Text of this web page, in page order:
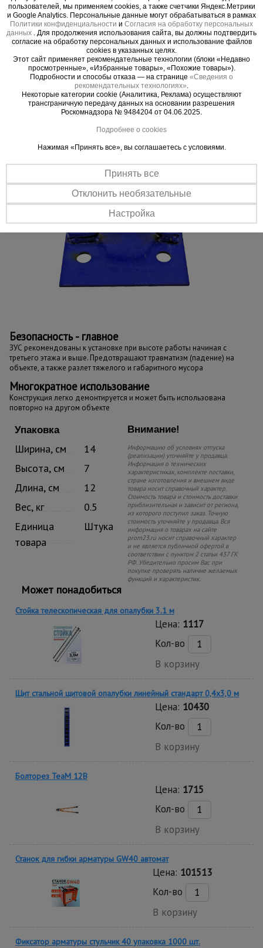
эффективная работа
Прочная сталь
Опора изготавливается ил листовой стали толщиной 5 мм с
применением широких сварных швов для скрепления с серьгой
диаметром 10 мм.
Все по стандарту
Соответствует строительным нормам: СНиП 1203-99
«Безопасность труда в строительстве» СНиП III-4-80* «Техника
ограждающие конструкции»
Безопасность - главное
ЗУС рекомендованы к установке при высоте работы начиная с
третьего этажа и выше. Предотвращают травматизм (падение) на
объекте, а также разлет тяжелого и габаритного мусора
Многократное использование
Конструкция легко демонтируется и может быть использована
повторно на другом объекте
Упаковка
Ширина, см
14
Высота, см
7
Длина, см
12
Вес, кг
0.5
Единица
товара
Штука
Внимание!
Информацию об условиях отпуска
(реализации) уточняйте у продавца.
Информация о технических
характеристиках, комплекте поставки,
стране изготовления и внешнем виде
товара носит справочный характер.
Стоимость товара и стоимость доставки
приблизительная и зависит от региона,
из которого поступил заказ. Точную
стоимость уточняйте у продавца. Вся
информация о товарах на сайте
prom23.ru носит справочный характер
и не является публичной офертой в
соответствии с пунктом 2 статьи 437 ГК
РФ. Убедительно просим Вас при
покупке проверять наличие желаемых
функций и характеристик.
Может понадобиться
Стойка телескопическая для опалубки 3.1 м
Цена: 1117
Кол-во
В корзину
Щит стальной щитовой опалубки линейный стандарт 0,4x3,0 м
Цена: 10430
Кол-во
В корзину
Болторез TeaM 12B
Цена: 1715
Кол-во
В корзину
Станок для гибки арматуры GW40 автомат
Цена: 101513
Кол-во
В корзину
Фиксатор арматуры стульчик 40 упаковка 1000 шт.
пользователей, мы применяем cookies, а также счетчики Яндекс.Метрики
и Google Analytics. Персональные данные могут обрабатываться в рамках
Политики конфиденциальности и Согласия на обработку персональных
данных
. Для продолжения использования сайта, вы должны подтвердить
согласие на обработку персональных данных и использование файлов
cookies в указанных целях.
Этот сайт применяет рекомендательные технологии (блоки «Недавно
просмотренные», «Избранные товары», «Похожие товары»).
Подробности и способы отказа — на странице «Сведения о
рекомендательных технологиях»
Некоторые категории cookie (Аналитика, Реклама) осуществляют
трансграничную передачу данных на основании разрешения
Роскомнадзора № 9484204 от 04.06.2025.
Подробнее о cookies
Нажимая «Принять все», вы соглашаетесь с условиями.
Принять все
Отклонить необязательные
Настройка